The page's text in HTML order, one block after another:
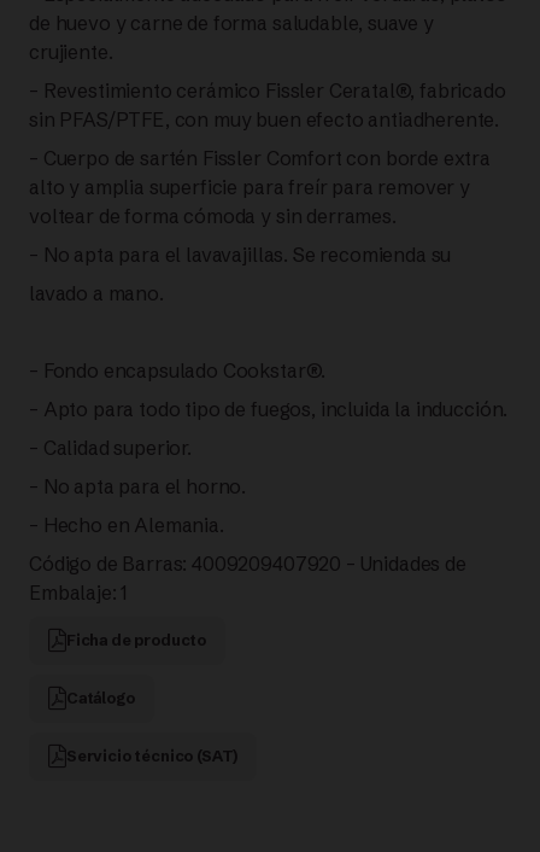
de huevo y carne de forma saludable, suave y
crujiente.
– Revestimiento cerámico Fissler Ceratal®, fabricado
sin PFAS/PTFE, con muy buen efecto antiadherente.
– Cuerpo de sartén Fissler Comfort con borde extra
alto y amplia superficie para freír para remover y
voltear de forma cómoda y sin derrames.
– No apta para el lavavajillas. Se recomienda su
lavado a mano.
– Fondo encapsulado Cookstar®.
– Apto para todo tipo de fuegos, incluida la inducción.
– Calidad superior.
– No apta para el horno.
– Hecho en Alemania.
Código de Barras: 4009209407920 – Unidades de
Embalaje: 1
Ficha de producto
Catálogo
Servicio técnico (SAT)